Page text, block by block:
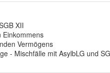
XII
Einkommens
Vermögens
- Mischfälle mit AsylbLG und